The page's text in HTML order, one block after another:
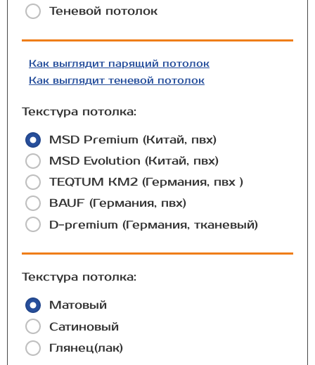
Теневой потолок
Как выглядит парящий потолок
Как выглядит теневой потолок
Текстура потолка:
MSD Premium (Китай, пвх)
MSD Evolution (Китай, пвх)
TEQTUM КМ2 (Германия, пвх )
BAUF (Германия, пвх)
D-premium (Германия, тканевый)
Текстура потолка:
Матовый
Сатиновый
Глянец(лак)